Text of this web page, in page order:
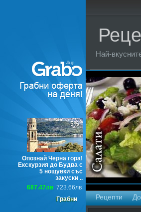
-5%
Опознай Черна гора!
Екскурзия до Будва с
5 нощувки със
закуски ..
687.47лв 723.66лв
Грабни
Най-
Торти
Рецепти